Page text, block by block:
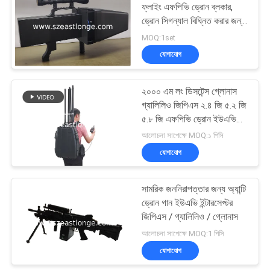
অডিও রেকর্ডিং জ্যামার
5G জ্যামার
ফ্লাইং এফপিভি ড্রোন ব্লকার,
ড্রোন সিগন্যাল বিঘ্নিত করার জন্য
বিল্ট-ইন ব্যাটারি সহ
MOQ:1set
যোগাযোগ
২০০০ এম লং ডিসটেন্স গ্লোনাস
গ্যালিলিও জিপিএস ২.৪ জি ৫.২ জি
৫.৮ জি এফপিভি ড্রোন ইউএভি
সিগন্যাল ব্যাকপ্যাক জ্যামার
আলোচনা সাপেক্ষে MOQ:১ পিসি
যোগাযোগ
সামরিক জননিরাপত্তার জন্য অ্যান্টি
ড্রোন গান ইউএভি ইন্টারসেপ্টর
জিপিএস / গ্যালিলিও / গ্লোনাস
আলোচনা সাপেক্ষে MOQ:1 পিসি
যোগাযোগ